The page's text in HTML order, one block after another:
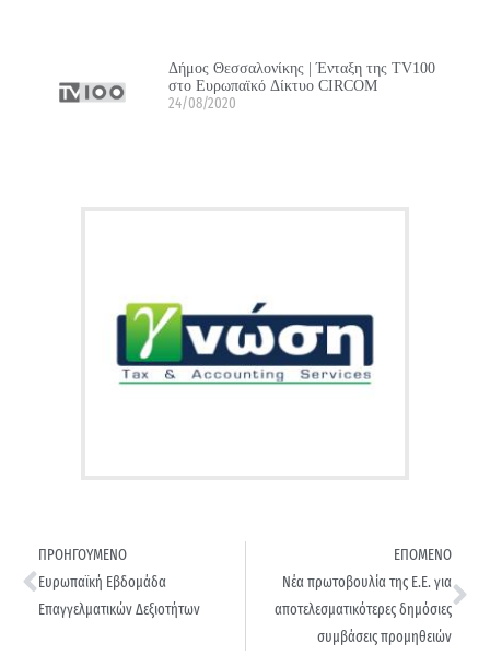
Δήμος Θεσσαλονίκης | Ένταξη της TV100
στο Ευρωπαϊκό Δίκτυο CIRCOM
24/08/2020
ΠΡΟΗΓΟΥΜΕΝΟ
Ευρωπαϊκή Εβδομάδα
Επαγγελματικών Δεξιοτήτων
ΕΠΟΜΕΝΟ
Νέα πρωτοβουλία της Ε.Ε. για
αποτελεσματικότερες δημόσιες
συμβάσεις προμηθειών